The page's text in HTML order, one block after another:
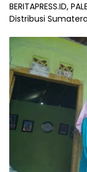
BERITAPRESS.ID,
Distribusi